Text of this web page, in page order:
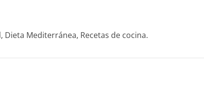
Mediterránea, Recetas de cocina.